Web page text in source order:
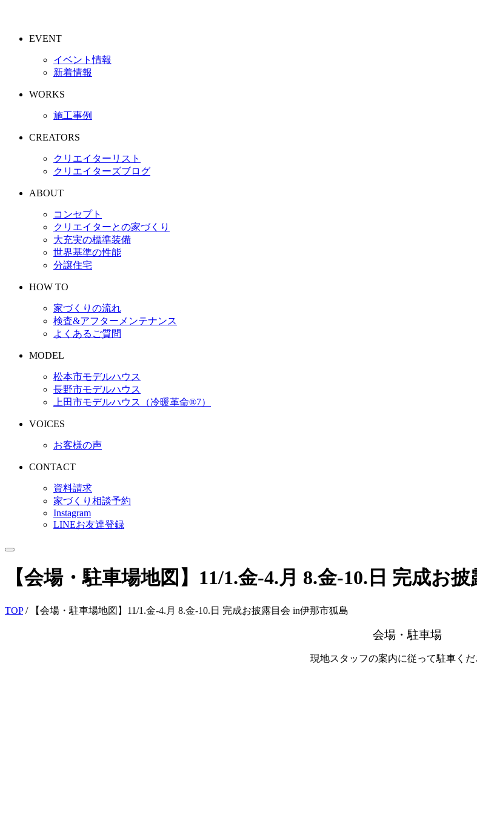
EVENT
イベント情報
新着情報
WORKS
施工事例
CREATORS
クリエイターリスト
クリエイターズブログ
ABOUT
コンセプト
クリエイターとの家づくり
大充実の標準装備
世界基準の性能
分譲住宅
HOW TO
家づくりの流れ
検査&アフターメンテナンス
よくあるご質問
MODEL
松本市モデルハウス
長野市モデルハウス
上田市モデルハウス（冷暖革命®︎7）
VOICES
お客様の声
CONTACT
資料請求
家づくり相談予約
Instagram
LINEお友達登録
【会場・駐車場地図】11/1.金-4.月 8.金-10.日 完成お
TOP/ 【会場・駐車場地図】11/1.金-4.月 8.金-10.日 完成お披露目会 in伊那市狐島
会場・駐車場
現地スタッフの案内に従って駐車くだ